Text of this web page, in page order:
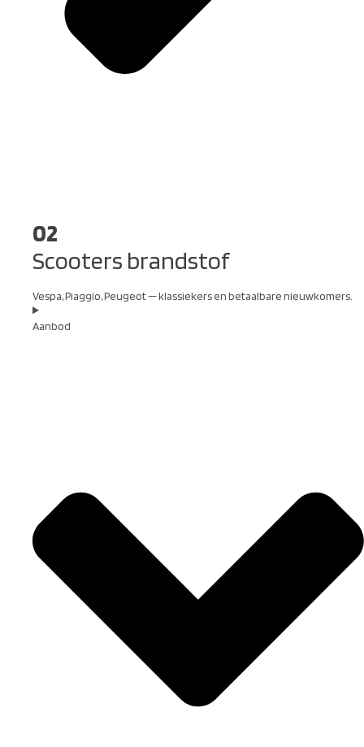
02
Scooters brandstof
Vespa, Piaggio, Peugeot — klassiekers en betaalbare nieuwkomers.
Aanbod